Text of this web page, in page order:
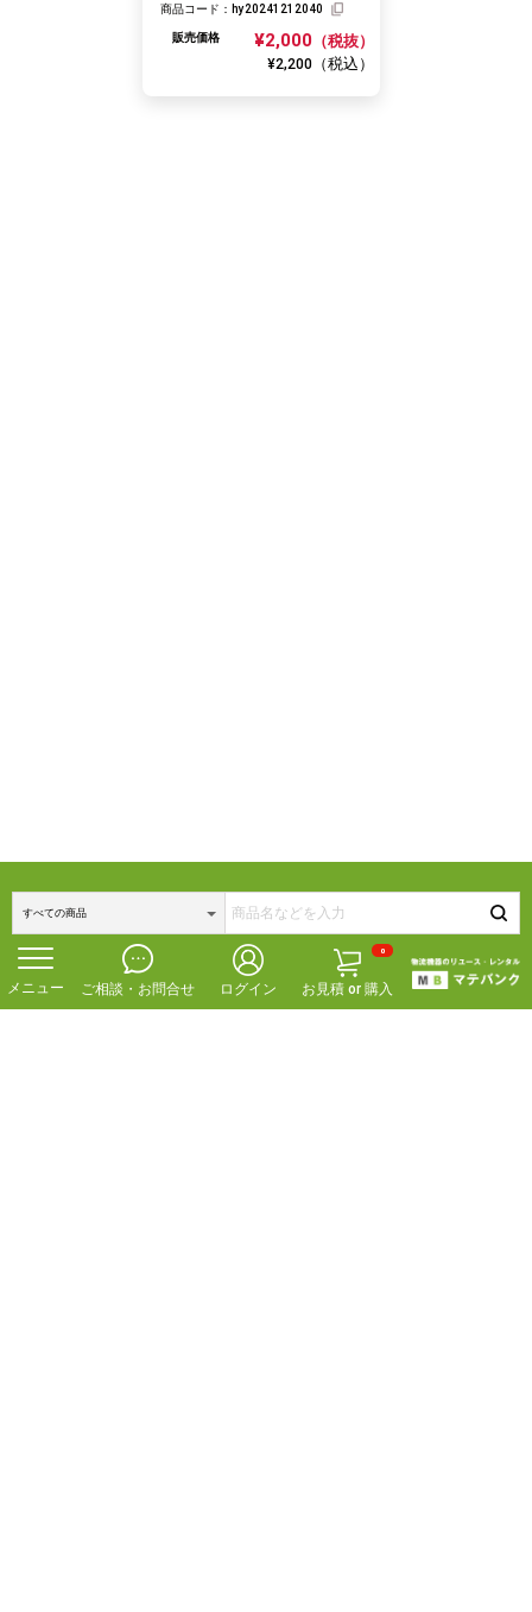
ご相談・お問合せ ログイン お見積 or 購入
0
商品コード： hy20241212040
販売価格 ¥2,000 （税抜）
¥2,200 （税込）